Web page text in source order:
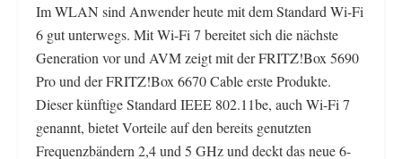
Im WLAN sind Anwender heute mit dem Standard Wi-Fi
6 gut unterwegs. Mit Wi-Fi 7 bereitet sich die nächste
Generation vor und AVM zeigt mit der FRITZ!Box 5690
Pro und der FRITZ!Box 6670 Cable erste Produkte.
Dieser künftige Standard IEEE 802.11be, auch Wi-Fi 7
genannt, bietet Vorteile auf den bereits genutzten
Frequenzbändern 2,4 und 5 GHz und deckt das neue 6-